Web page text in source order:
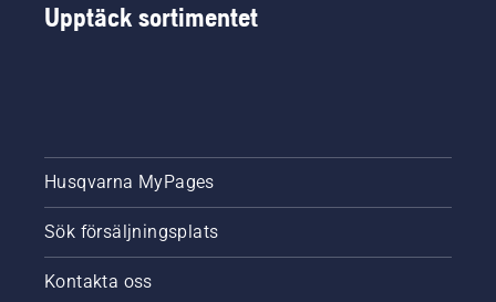
producerar
batterilösningen.
enklare
Aspire-
produkterna
är
Husqvarnas
Upptäck sortimentet
Husqvarna MyPages
Sök försäljningsplats
Kontakta oss